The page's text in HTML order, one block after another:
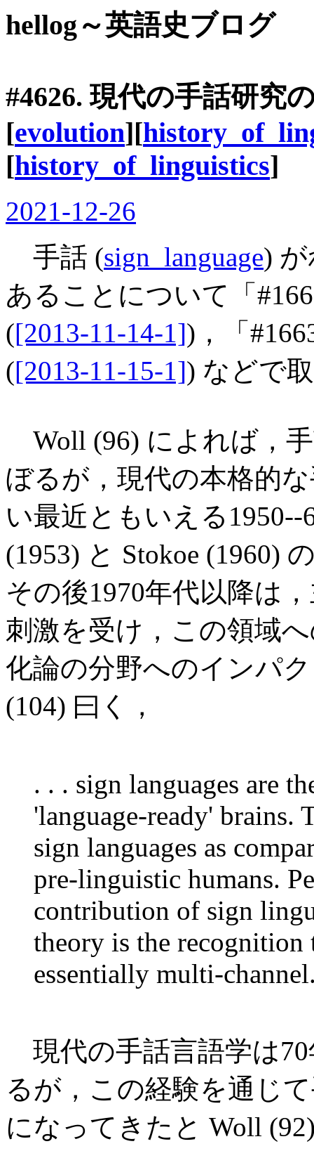
hellog～英語史ブログ
#4626. 現代の手話研究
[evolution][
[history_of_linguistics]
2021-12-26
手話 (sign_language)
あることについて「
([2013-11-14-1])，「
([2013-11-15-1]) などで
Woll (96) によれば，
ぼるが，現代の本格的
い最近ともいえる
(1953) と Stokoe (1960)
その後1970年代以降は
刺激を受け，この領域
化論の分野へのインパ
(104) 曰く，
. . . sign languages are
'language-ready' brains.
sign languages as
pre-linguistic humans.
contribution of sign
theory is the recognition
essentially multi-
現代の手話言語学は
るが，この経験を通じ
になってきたと Woll